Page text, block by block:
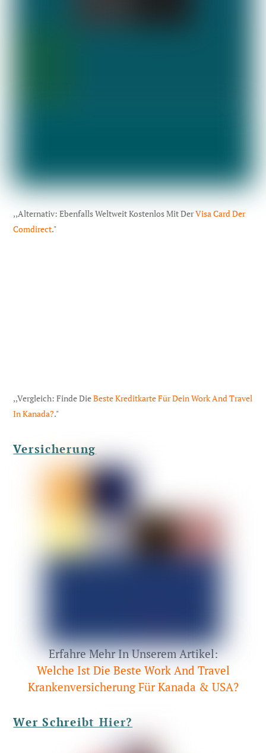
,,Alternativ: Ebenfalls Weltweit Kostenlos Mit DerVisa Card Der
Comdirect."
,,Vergleich: Finde DieBeste Kreditkarte Für Dein Work And Travel
In Kanada?."
Versicherung
Erfahre Mehr In Unserem Artikel:
Welche Ist Die Beste Work And Travel
Krankenversicherung Für Kanada & USA?
Wer Schreibt Hier?